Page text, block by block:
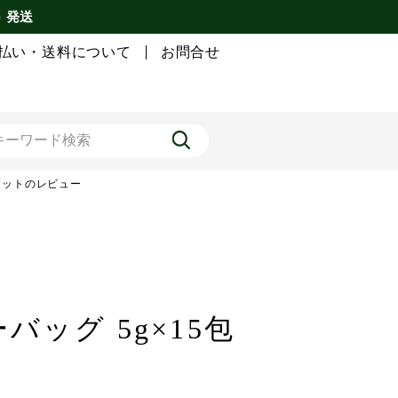
発送
い・送料について お問合せ
トのレビュー
ッグ 5g×15包